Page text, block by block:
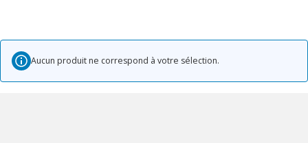
Aucun produit ne correspond à votre sélection.